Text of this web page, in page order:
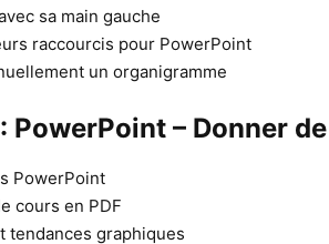
sa main gauche
raccourcis pour PowerPoint
un organigramme
PowerPoint – Donner
PowerPoint
cours en PDF
tendances graphiques